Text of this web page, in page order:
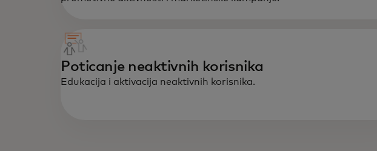
Poticanje neaktivnih korisnika
Edukacija i aktivacija neaktivnih korisnika.